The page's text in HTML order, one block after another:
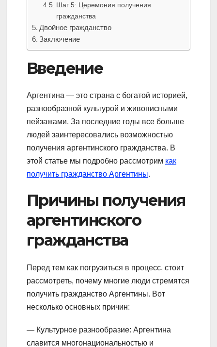
Шаг 5: Церемония получения
гражданства
Двойное гражданство
Заключение
Введение
Аргентина — это страна с богатой историей,
разнообразной культурой и живописными
пейзажами. За последние годы все больше
людей заинтересовались возможностью
получения аргентинского гражданства. В
этой статье мы подробно рассмотрим как
получить гражданство Аргентины.
Причины получения
аргентинского
гражданства
Перед тем как погрузиться в процесс, стоит
рассмотреть, почему многие люди стремятся
получить гражданство Аргентины. Вот
несколько основных причин:
— Культурное разнообразие: Аргентина
славится многонациональностью и